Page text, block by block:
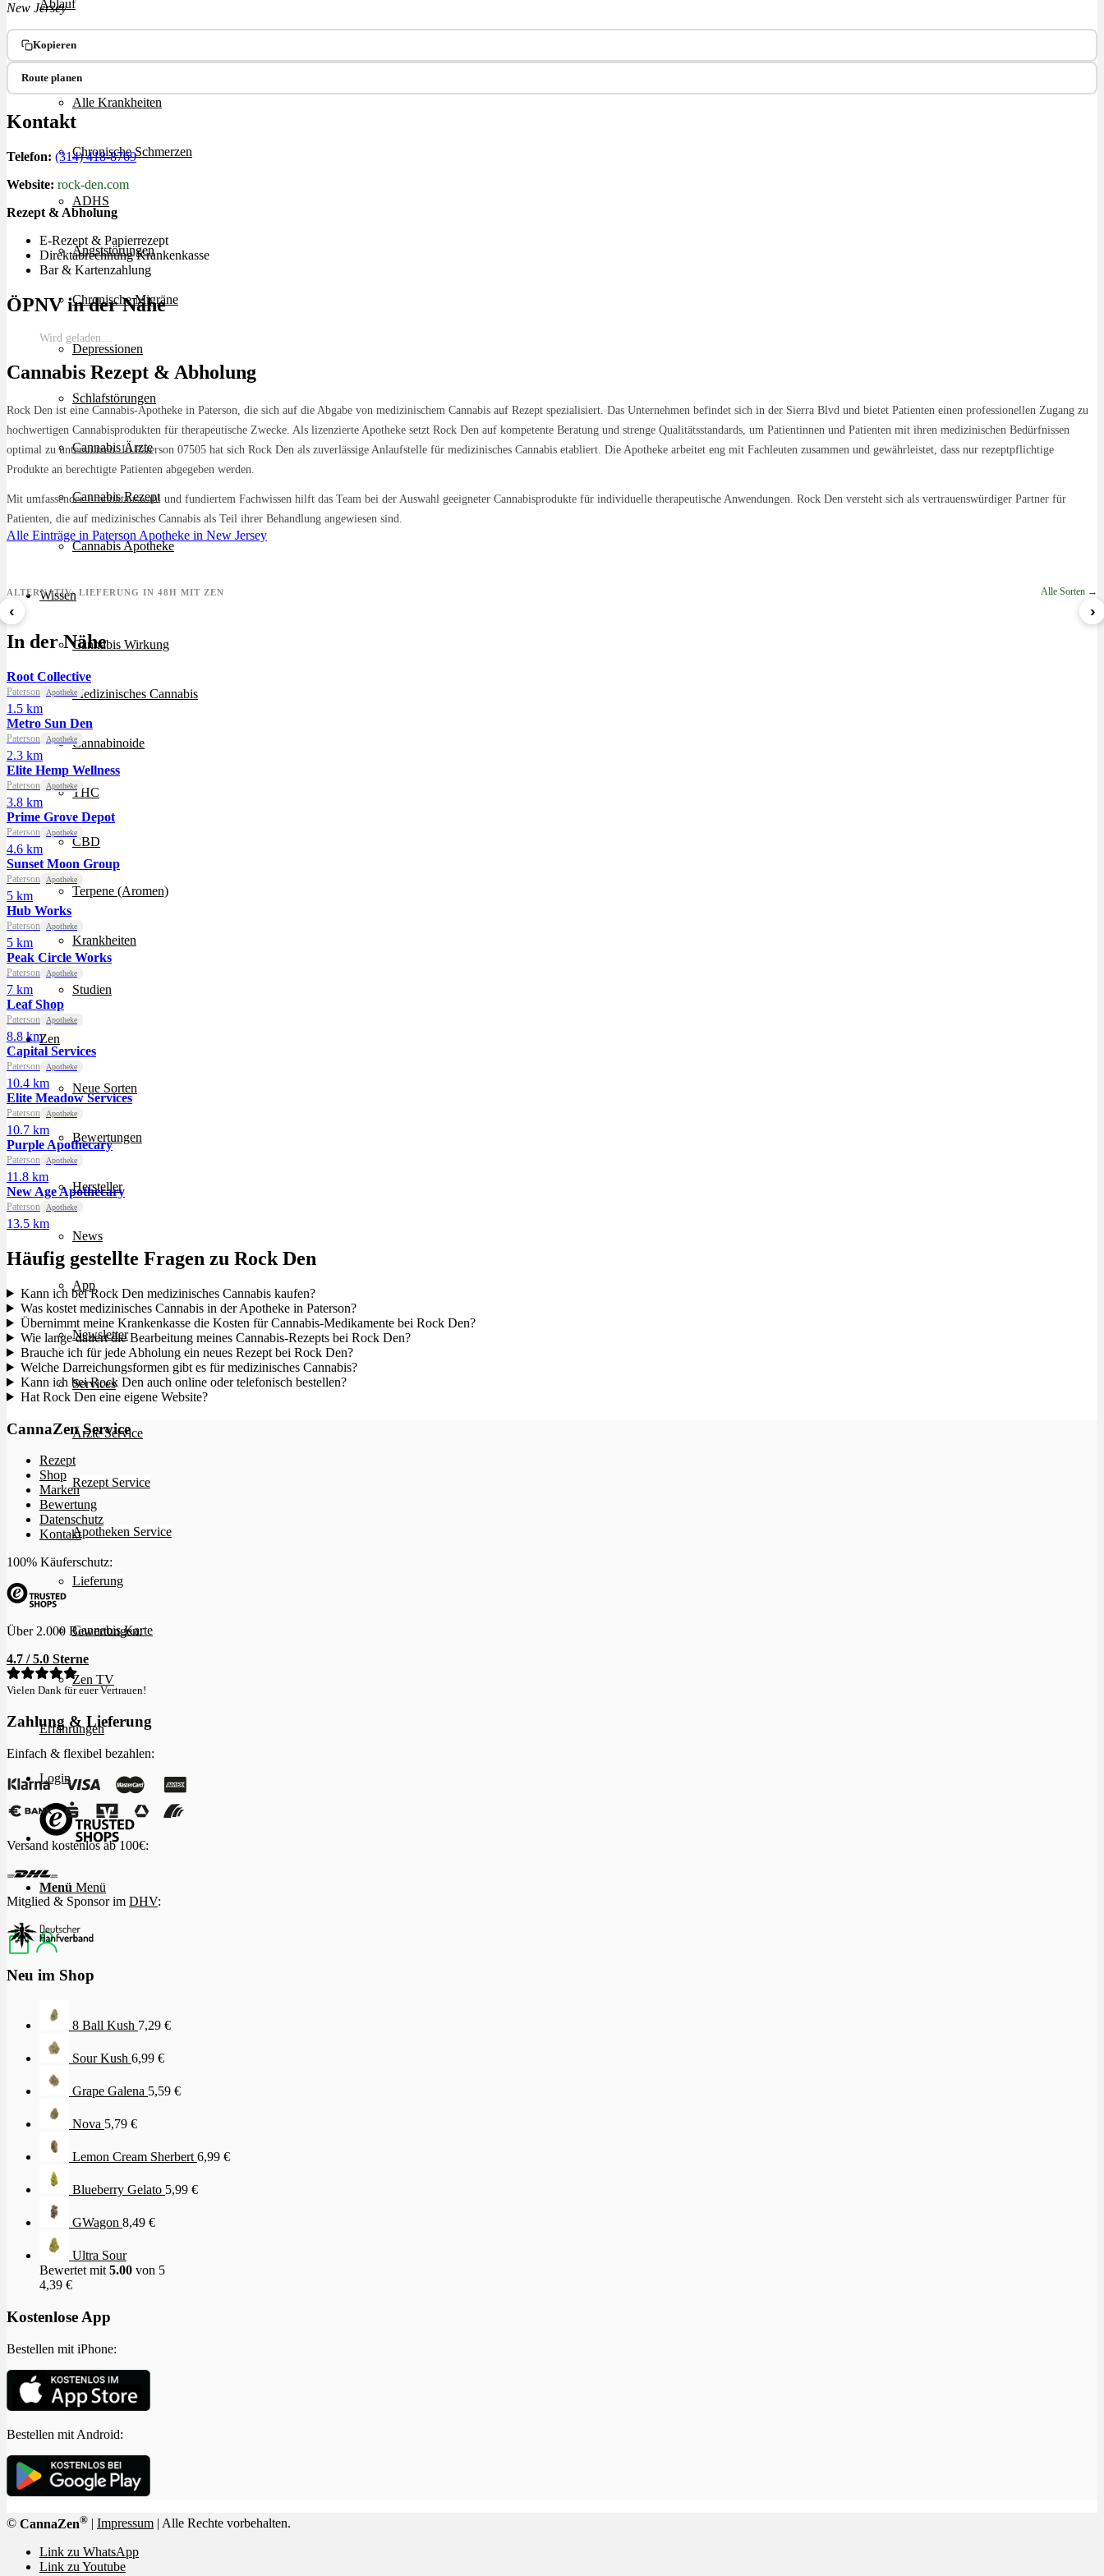
Ablauf
Therapien
Alle Krankheiten
Chronische Schmerzen
ADHS
Angststörungen
Chronische Migräne
Depressionen
Schlafstörungen
Cannabis Ärzte
Cannabis Rezept
Cannabis Apotheke
Wissen
Cannabis Wirkung
Medizinisches Cannabis
Cannabinoide
THC
CBD
Terpene (Aromen)
Krankheiten
Studien
Zen
Neue Sorten
Bewertungen
Hersteller
News
App
Newsletter
Services
Ärzte Service
Rezept Service
Apotheken Service
Lieferung
Cannabis Karte
Zen TV
Erfahrungen
Login
Menü Menü
New Jersey
Kopieren
Route planen
Kontakt
Telefon: (314) 418-8769
Website: rock-den.com
Rezept & Abholung
E-Rezept & Papierrezept
Direktabrechnung Krankenkasse
Bar & Kartenzahlung
ÖPNV in der Nähe
Wird geladen…
Cannabis Rezept & Abholung
Rock Den ist eine Cannabis-Apotheke in Paterson, die sich auf die Abgabe von medizinischem Cannabis auf Rezept spezialisiert. Das Unternehmen befindet sich in der Sierra Blvd und bietet Patienten einen professionellen Zugang zu
hochwertigen Cannabisprodukten für therapeutische Zwecke. Als lizenzierte Apotheke setzt Rock Den auf kompetente Beratung und strenge Qualitätsstandards, um Patientinnen und Patienten mit ihren medizinischen Bedürfnissen
optimal zu unterstützen. In Paterson 07505 hat sich Rock Den als zuverlässige Anlaufstelle für medizinisches Cannabis etabliert. Die Apotheke arbeitet eng mit Fachleuten zusammen und gewährleistet, dass nur rezeptpflichtige
Produkte an berechtigte Patienten abgegeben werden.
Mit umfassender Produktauswahl und fundiertem Fachwissen hilft das Team bei der Auswahl geeigneter Cannabisprodukte für individuelle therapeutische Anwendungen. Rock Den versteht sich als vertrauenswürdiger Partner für
Patienten, die auf medizinisches Cannabis als Teil ihrer Behandlung angewiesen sind.
Alle Einträge in Paterson Apotheke in New Jersey
ALTERNATIV: LIEFERUNG IN 48H MIT ZEN Alle Sorten →
‹
8 Ball Kush
ab 7,29 €/g
›
In der Nähe
Root Collective
Paterson Apotheke
1.5 km
Metro Sun Den
Paterson Apotheke
2.3 km
Elite Hemp Wellness
Paterson Apotheke
3.8 km
Prime Grove Depot
Paterson Apotheke
4.6 km
Sunset Moon Group
Paterson Apotheke
5 km
Hub Works
Paterson Apotheke
5 km
Peak Circle Works
Paterson Apotheke
7 km
Leaf Shop
Paterson Apotheke
8.8 km
Capital Services
Paterson Apotheke
10.4 km
Elite Meadow Services
Paterson Apotheke
10.7 km
Purple Apothecary
Paterson Apotheke
11.8 km
New Age Apothecary
Paterson Apotheke
13.5 km
Häufig gestellte Fragen zu Rock Den
Kann ich bei Rock Den medizinisches Cannabis kaufen?
Was kostet medizinisches Cannabis in der Apotheke in Paterson?
Übernimmt meine Krankenkasse die Kosten für Cannabis-Medikamente bei Rock Den?
Wie lange dauert die Bearbeitung meines Cannabis-Rezepts bei Rock Den?
Brauche ich für jede Abholung ein neues Rezept bei Rock Den?
Welche Darreichungsformen gibt es für medizinisches Cannabis?
Kann ich bei Rock Den auch online oder telefonisch bestellen?
Hat Rock Den eine eigene Website?
CannaZen Service
Rezept
Shop
Marken
Bewertung
Datenschutz
Kontakt
100% Käuferschutz:
Über 2.000 Bewertungen:
4.7 / 5.0 Sterne
Vielen Dank für euer Vertrauen!
Zahlung & Lieferung
Einfach & flexibel bezahlen:
Versand kostenlos ab 100€:
Mitglied & Sponsor im DHV:
Neu im Shop
8 Ball Kush 7,29 €
Sour Kush 6,99 €
Grape Galena 5,59 €
Nova 5,79 €
Lemon Cream Sherbert 6,99 €
Blueberry Gelato 5,99 €
GWagon 8,49 €
Ultra Sour
Bewertet mit 5.00 von 5
4,39 €
Kostenlose App
Bestellen mit iPhone:
Bestellen mit Android:
© CannaZen® Impressum | Alle Rechte vorbehalten.
Link zu WhatsApp
Link zu Youtube